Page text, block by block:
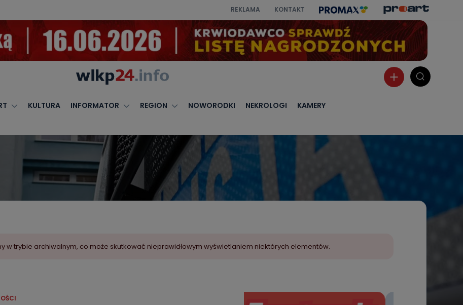
REKLAMA KONTAKT
KULTURA INFORMATOR REGION NOWORODKI NEKROLOGI KAMERY
w trybie archiwalnym, co może skutkować nieprawidłowym wyświetlaniem niektórych elementów.